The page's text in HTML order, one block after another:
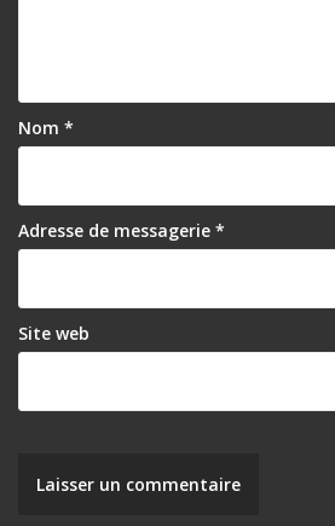
Nom *
Adresse de messagerie *
Site web